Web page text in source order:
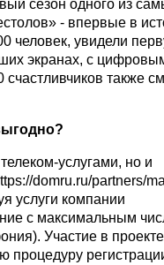
сезон одного из
- впервые в
человек, увидели
экранах, с
также
услугами, но и
domru.ru/partners/
услуги компании
с максимальным
Участие в
процедуру